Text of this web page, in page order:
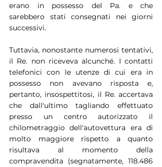
erano in possesso del Pa. e che
sarebbero stati consegnati nei giorni
successivi.
Tuttavia, nonostante numerosi tentativi,
il Re. non riceveva alcunché. I contatti
telefonici con le utenze di cui era in
possesso non avevano risposta e,
pertanto, insospettitosi, il Re. accertava
che dall'ultimo tagliando effettuato
presso un centro autorizzato il
chilometraggio dell'autovettura era di
molto maggiore rispetto a quanto
risultava al momento della
compravendita (segnatamente, 118.486